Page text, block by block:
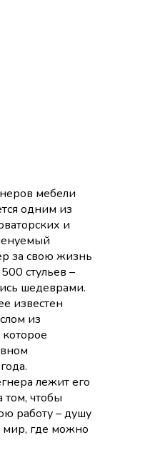
мебели
одним из
и
за свою жизнь
стульев –
шедеврами.
известен
из
лежит его
том, чтобы
работу – душу
где можно